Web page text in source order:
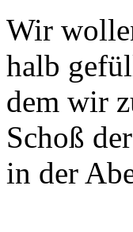
Wir
halb
dem wir
Schoß
in der